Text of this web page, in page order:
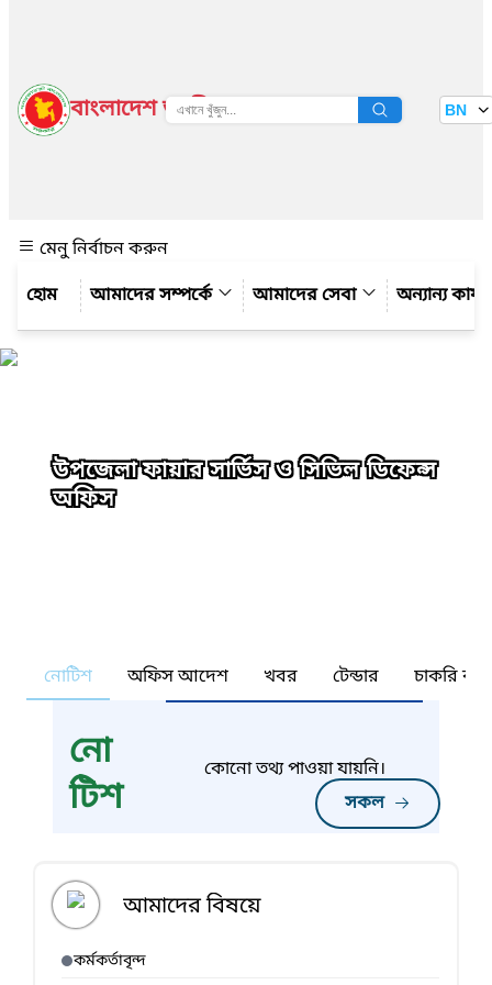
বাংলাদেশ জাতীয় তথ্য বাতায়ন BN
মেনু নির্বাচন করুন
আমাদের সম্পর্কে
আমাদের সেবা অন্যান্য
উপজেলা ফায়ার সার্ভিস ও সিভিল ডিফেন্স
অফিস
নোটিশ অফিস আদেশ খবর টেন্ডার চাকরি
নো
টিশ
সকল
কোনো তথ্য পাওয়া যায়নি।
আমাদের বিষয়ে
কর্মকর্তাবৃন্দ